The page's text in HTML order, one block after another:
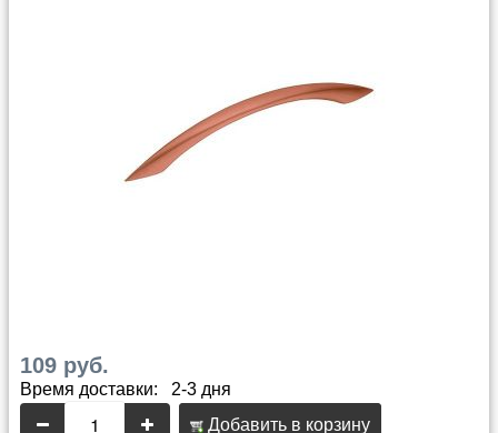
109 руб.
Время доставки: 2-3 дня
Добавить в корзину